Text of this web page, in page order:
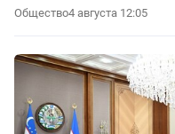
Общество4 августа 12:05